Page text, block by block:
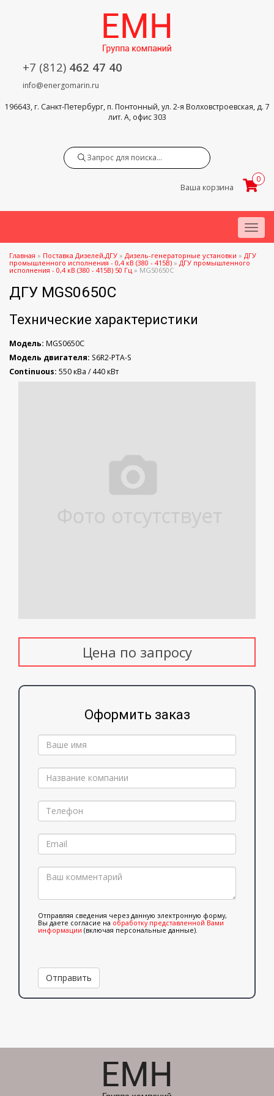
+7 (812) 462 47 40
info@energomarin.ru
196643, г. Санкт-Петербург, п. Понтонный, ул. 2-я Волховстроевская, д. 7
лит. А, офис 303
Ваша корзина
0
Menu
Главная » Поставка Дизелей,ДГУ » Дизель-генераторные установки » ДГУ
промышленного исполнения - 0,4 кВ (380 - 415В) » ДГУ промышленного
исполнения - 0,4 кВ (380 - 415В) 50 Гц » MGS0650C
ДГУ MGS0650C
Технические характеристики
Модель: MGS0650C
Модель двигателя: S6R2-PTA-S
Continuous: 550 кВа / 440 кВт
Цена по запросу
Оформить заказ
Отправляя сведения через данную электронную форму,
Вы даете согласие на обработку представленной Вами
информации (включая персональные данные).
Отправить